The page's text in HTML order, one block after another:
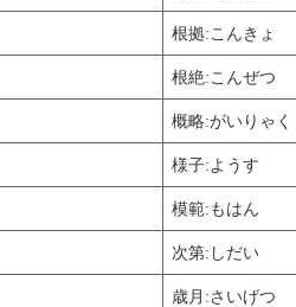
根拠:こんきょ
根絶:こんぜつ
概略:がいりゃく
様子:ようす
模範:もはん
次第:しだい
歳月:さいげつ